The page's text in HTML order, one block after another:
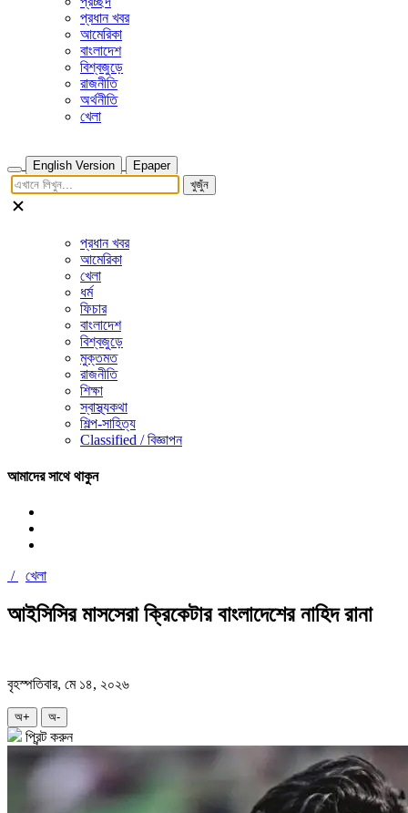
প্রধান খবর
আমেরিকা
বাংলাদেশ
বিশ্বজুড়ে
রাজনীতি
অর্থনীতি
খেলা
English Version
Epaper
খুজুঁন
প্রধান খবর
আমেরিকা
খেলা
ধর্ম
ফিচার
বাংলাদেশ
বিশ্বজুড়ে
মুক্তমত
রাজনীতি
শিক্ষা
স্বাস্থ্যকথা
শিল্প-সাহিত্য
Classified / বিজ্ঞাপন
আমাদের সাথে থাকুন
/ খেলা
আইসিসির মাসসেরা ক্রিকেটার বাংলাদেশের নাহিদ রানা
বৃহস্পতিবার, মে ১৪, ২০২৬
অ+ অ-
প্রিন্ট করুন